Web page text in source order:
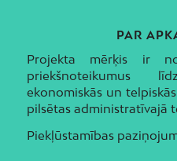
PAR
Projekta mērķis ir
priekšnoteikumus
ekonomiskās un
pilsētas administratīvajā
Piekļūstamības